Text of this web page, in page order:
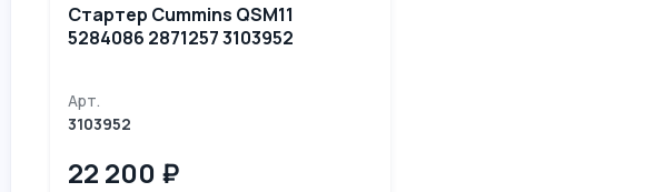
Стартер Cummins QSM11
5284086 2871257 3103952
Арт.
3103952
22 200 ₽